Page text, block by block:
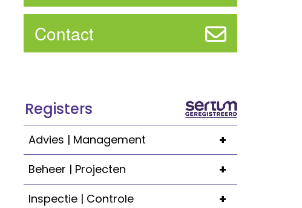
Contact
Registers
+
Advies | Management
+
Beheer | Projecten
+
Inspectie | Controle